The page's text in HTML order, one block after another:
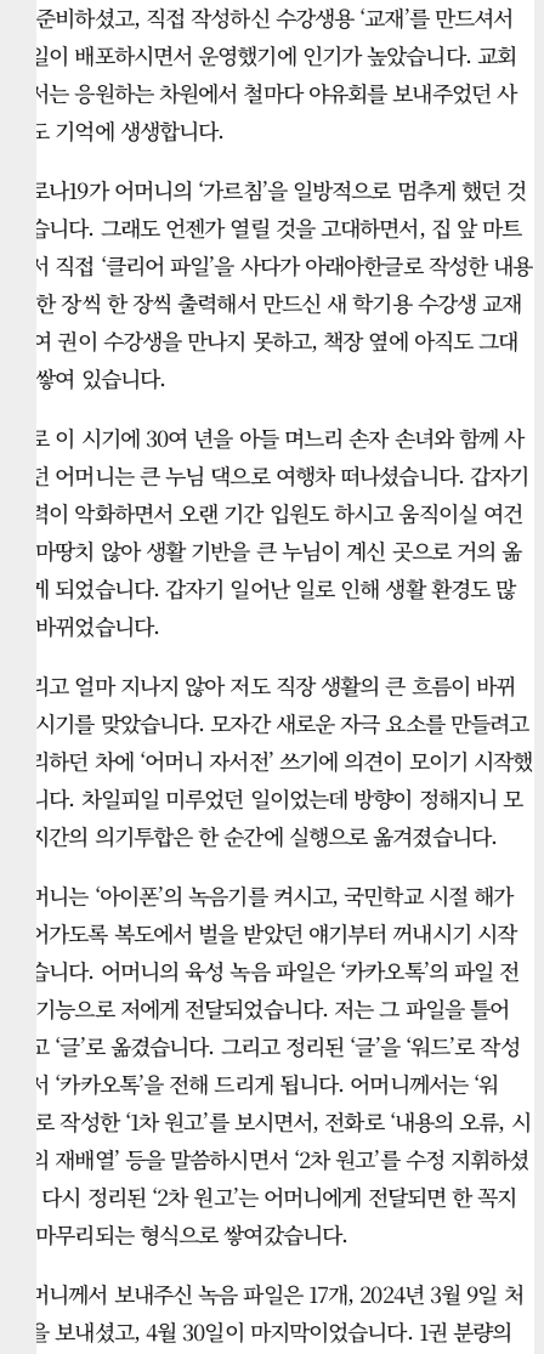
어 준비하셨고, 직접 작성하신 수강생용 ‘교재’를 만드셔서
일일이 배포하시면서 운영했기에 인기가 높았습니다. 교회
에서는 응원하는 차원에서 철마다 야유회를 보내주었던 사
진도 기억에 생생합니다.
코로나19가 어머니의 ‘가르침’을 일방적으로 멈추게 했던 것
같습니다. 그래도 언젠가 열릴 것을 고대하면서, 집 앞 마트
에서 직접 ‘클리어 파일’을 사다가 아래아한글로 작성한 내용
을 한 장씩 한 장씩 출력해서 만드신 새 학기용 수강생 교재
20여 권이 수강생을 만나지 못하고, 책장 옆에 아직도 그대
로 쌓여 있습니다.
바로 이 시기에 30여 년을 아들 며느리 손자 손녀와 함께 사
시던 어머니는 큰 누님 댁으로 여행차 떠나셨습니다. 갑자기
기력이 악화하면서 오랜 기간 입원도 하시고 움직이실 여건
이 마땅치 않아 생활 기반을 큰 누님이 계신 곳으로 거의 옮
기게 되었습니다. 갑자기 일어난 일로 인해 생활 환경도 많
이 바뀌었습니다.
그리고 얼마 지나지 않아 저도 직장 생활의 큰 흐름이 바뀌
는 시기를 맞았습니다. 모자간 새로운 자극 요소를 만들려고
궁리하던 차에 ‘어머니 자서전’ 쓰기에 의견이 모이기 시작했
습니다. 차일피일 미루었던 일이었는데 방향이 정해지니 모
자지간의 의기투합은 한 순간에 실행으로 옮겨졌습니다.
어머니는 ‘아이폰’의 녹음기를 켜시고, 국민학교 시절 해가
넘어가도록 복도에서 벌을 받았던 얘기부터 꺼내시기 시작
했습니다. 어머니의 육성 녹음 파일은 ‘카카오톡’의 파일 전
송 기능으로 저에게 전달되었습니다. 저는 그 파일을 틀어
놓고 ‘글’로 옮겼습니다. 그리고 정리된 ‘글’을 ‘워드’로 작성
해서 ‘카카오톡’을 전해 드리게 됩니다. 어머니께서는 ‘워
드’로 작성한 ‘1차 원고’를 보시면서, 전화로 ‘내용의 오류, 시
간의 재배열’ 등을 말씀하시면서 ‘2차 원고’를 수정 지휘하셨
고, 다시 정리된 ‘2차 원고’는 어머니에게 전달되면 한 꼭지
가 마무리되는 형식으로 쌓여갔습니다.
어머니께서 보내주신 녹음 파일은 17개, 2024년 3월 9일 처
음을 보내셨고, 4월 30일이 마지막이었습니다. 1권 분량의